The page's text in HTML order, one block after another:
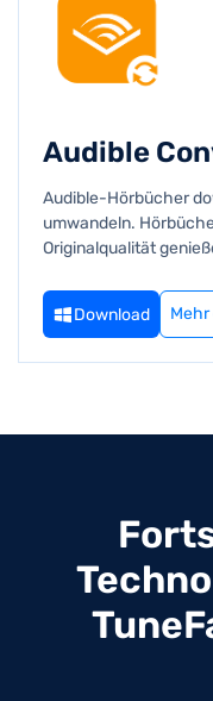
Audible
Audible-Hörbücher
umwandeln.
Originalqualität
Download